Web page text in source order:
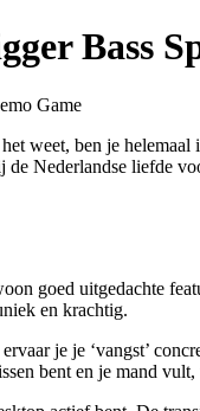
Bass
weet, ben je
Nederlandse liefde
goed uitgedachte
en krachtig.
je je ‘vangst’
bent en je mand